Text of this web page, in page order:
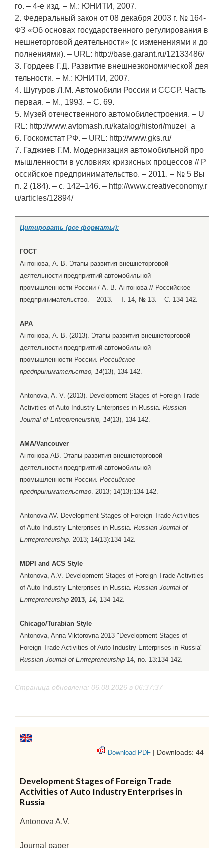
го. – 4-е изд. – М.: ЮНИТИ, 2007.
2. Федеральный закон от 08 декабря 2003 г. № 164-
ФЗ «Об основах государственного регулирования в
нешнеторговой деятельности» (с изменениями и до
полнениями). – URL: http://base.garant.ru/12133486/
3. Гордеев Г.Д. Развитие внешнеэкономической дея
тельности. – М.: ЮНИТИ, 2007.
4. Шугуров Л.М. Автомобили России и СССР. Часть
первая. – М., 1993. – С. 69.
5. Музей отечественного автомобилестроения. – U
RL: http://www.avtomash.ru/katalog/histori/muzei_a
6. Госкомстат РФ. – URL: http://www.gks.ru/
7. Гаджиев Г.М. Модернизация автомобильной про
мышленности в условиях кризисных процессов // Р
оссийское предпринимательство. – 2011. – № 5 Вы
п. 2 (184). – c. 142–146. – http://www.creativeconomy.r
u/articles/12894/
Цитировать (все форматы):
ГОСТ
Антонова, А. В. Этапы развития внешнеторговой
деятельности предприятий автомобильной
промышленности России / А. В. Антонова // Российское
предпринимательство. – 2013. – Т. 14, № 13. – С. 134-142.
APA
Антонова, А. В. (2013). Этапы развития внешнеторговой
деятельности предприятий автомобильной
промышленности России. Российское
предпринимательство, 14(13), 134-142.
Antonova, A. V. (2013). Development Stages of Foreign Trade
Activities of Auto Industry Enterprises in Russia. Russian
Journal of Entrepreneurship, 14(13), 134-142.
AMA/Vancouver
Антонова АВ. Этапы развития внешнеторговой
деятельности предприятий автомобильной
промышленности России. Российское
предпринимательство. 2013; 14(13):134-142.
Antonova AV. Development Stages of Foreign Trade Activities
of Auto Industry Enterprises in Russia. Russian Journal of
Entrepreneurship. 2013; 14(13):134-142.
MDPI and ACS Style
Antonova, A.V. Development Stages of Foreign Trade Activities
of Auto Industry Enterprises in Russia. Russian Journal of
Entrepreneurship 2013, 14, 134-142.
Chicago/Turabian Style
Antonova, Anna Viktorovna 2013 "Development Stages of
Foreign Trade Activities of Auto Industry Enterprises in Russia"
Russian Journal of Entrepreneurship 14, no. 13:134-142.
Страница обновлена: 06.08.2026 в 06:37:37
Download PDF | Downloads: 44
Development Stages of Foreign Trade
Activities of Auto Industry Enterprises in
Russia
Antonova A.V.
Journal paper